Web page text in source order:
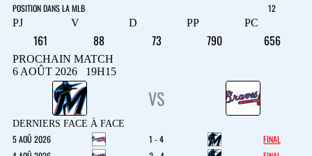
POSITION DANS LA MLB
12
PJ
V D PP PC
161 88 73 790 656
PROCHAIN MATCH
6 AOÛT 2026 19H15
VS
DERNIERS FACE À FACE
5 AOÛ 2026 1 - 4
FINAL